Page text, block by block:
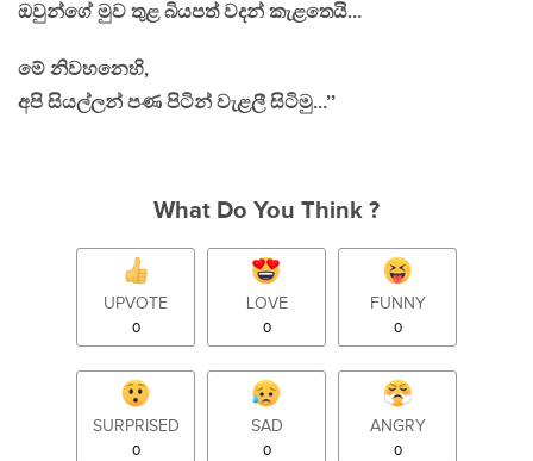
ඔවුන්ගේ මුව තුළ බියපත් වදන් කැළතෙයි…
මේ නිවහනෙහි,
අපි සියල්ලන් පණ පිටින් වැළලී සිටිමු…’’
What Do You Think ?
UPVOTE
0
LOVE
0
FUNNY
0
SURPRISED
0
SAD
0
ANGRY
0